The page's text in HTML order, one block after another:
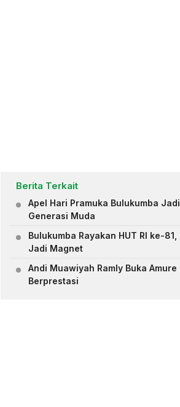
Berita Terkait
Apel Hari Pramuka Bulukumba
Generasi Muda
Bulukumba Rayakan HUT RI ke-
Jadi Magnet
Andi Muawiyah Ramly Buka
Berprestasi